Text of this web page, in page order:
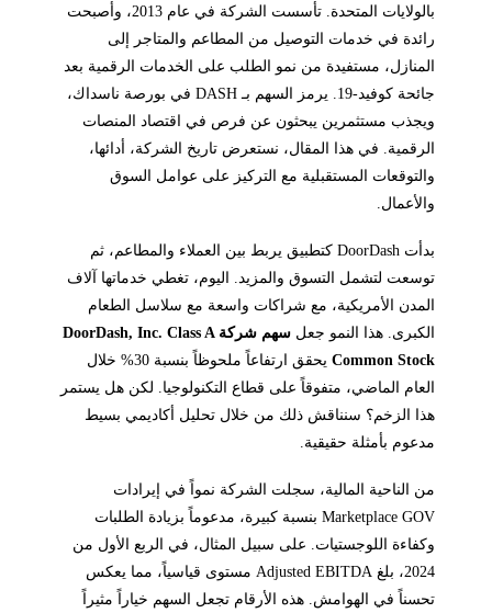
بالولايات المتحدة. تأسست الشركة في عام 2013، وأصبحت
رائدة في خدمات التوصيل من المطاعم والمتاجر إلى
المنازل، مستفيدة من نمو الطلب على الخدمات الرقمية بعد
جائحة كوفيد-19. يرمز السهم بـ DASH في بورصة ناسداك،
ويجذب مستثمرين يبحثون عن فرص في اقتصاد المنصات
الرقمية. في هذا المقال، نستعرض تاريخ الشركة، أدائها،
والتوقعات المستقبلية مع التركيز على عوامل السوق
والأعمال.
بدأت DoorDash كتطبيق يربط بين العملاء والمطاعم، ثم
توسعت لتشمل التسوق والمزيد. اليوم، تغطي خدماتها آلاف
المدن الأمريكية، مع شراكات واسعة مع سلاسل الطعام
الكبرى. هذا النمو جعل
سهم شركة DoorDash, Inc. Class A
Common Stock
يحقق ارتفاعاً ملحوظاً بنسبة 30% خلال
العام الماضي، متفوقاً على قطاع التكنولوجيا. لكن هل يستمر
هذا الزخم؟ سنناقش ذلك من خلال تحليل أكاديمي بسيط
مدعوم بأمثلة حقيقية.
من الناحية المالية، سجلت الشركة نمواً في إيرادات
Marketplace GOV بنسبة كبيرة، مدعوماً بزيادة الطلبات
وكفاءة اللوجستيات. على سبيل المثال، في الربع الأول من
2024، بلغ Adjusted EBITDA مستوى قياسياً، مما يعكس
تحسناً في الهوامش. هذه الأرقام تجعل السهم خياراً مثيراً